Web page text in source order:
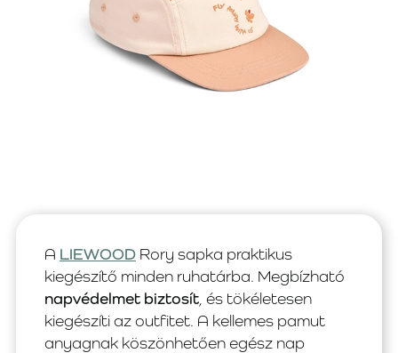
A LIEWOOD Rory sapka praktikus
kiegészítő minden ruhatárba. Megbízható
napvédelmet biztosít , és tökéletesen
kiegészíti az outfitet. A kellemes pamut
anyagnak köszönhetően egész nap